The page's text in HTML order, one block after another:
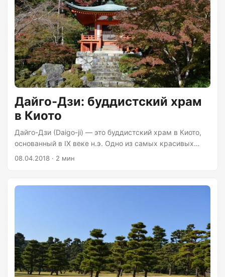
дороге с несколькими лестницами. Спускались
полпути по тропе 3, затем по тропе 1 пешком до
станции....
Дайго-Дзи: буддистский храм
в Киото
Дайго-Дзи (Daigo-ji) — это буддистский храм в Киото,
основанный в IX веке н.э. Одно из самых красивых
мест, которые нам довелось посетить в Японии. До него
Они встречаются повсеместно: то, что не занято
совмещенный со станцией. Это повсеместная практика
в Японии. Путь к храму пролегал через жилой
квартал....
08.04.2018 · 2 мин